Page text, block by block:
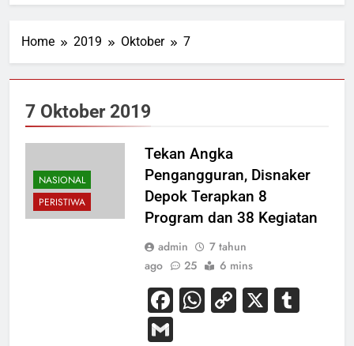
Home 2019 Oktober 7
7 Oktober 2019
NASIONAL
PERISTIWA
Tekan Angka
Pengangguran, Disnaker
Depok Terapkan 8
Program dan 38 Kegiatan
admin
7 tahun
ago
25 6 mins
Facebook
WhatsApp
Copy
X
Gmail